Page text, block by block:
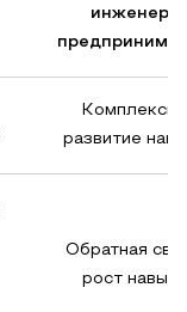
инженера-
развитие
Обратная
рост